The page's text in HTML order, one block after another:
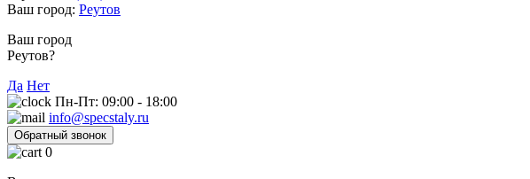
Ваш город: Реутов
Ваш город
Реутов?
Да Нет
Пн-Пт: 09:00 - 18:00
info@specstaly.ru
Обратный звонок
0